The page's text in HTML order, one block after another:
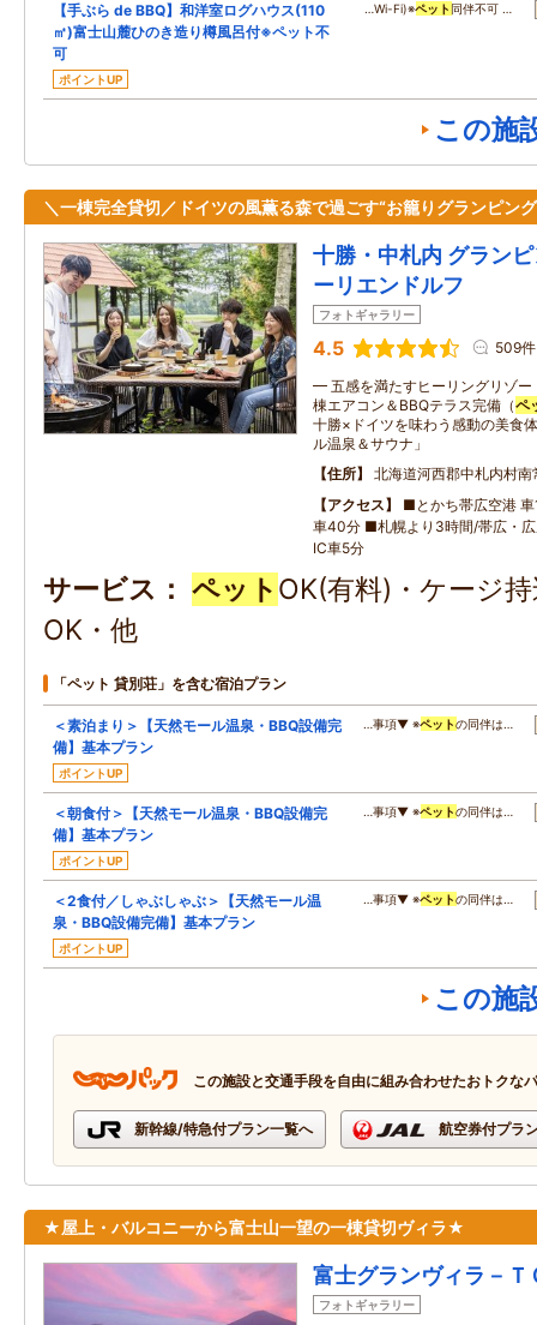
【手ぶら de BBQ】和洋室ログハウス(110
㎡)富士山麓ひのき造り樽風呂付※ペット不
可
ポイントUP
…Wi-Fi)※ペット 同伴不可 …
この施
＼一棟完全貸切／ドイツの風薫る森で過ごす“お籠りグランピン
十勝・中札内 グラン
ーリエンドルフ
フォトギャラリー
4.5 509件
━ 五感を満たすヒーリングリゾ
棟エアコン＆BBQテラス完備（ペ
十勝×ドイツを味わう感動の美食
ル温泉＆サウナ」
住所
北海道河西郡中札内村南
アクセス
■とかち帯広空港
車40分 ■札幌より3時間/帯広・
IC車5分
サービス ペット OK(有料)・ケージ
OK・他
「ペット 貸別荘」を含む宿泊プラン
＜素泊まり＞【天然モール温泉・BBQ設備完
備】基本プラン
ポイントUP
…事項▼ ※ペットの同伴は…
＜朝食付＞【天然モール温泉・BBQ設備完
備】基本プラン
ポイントUP
…事項▼ ※ペットの同伴は…
＜2食付／しゃぶしゃぶ＞【天然モール温
泉・BBQ設備完備】基本プラン
ポイントUP
…事項▼ ※ペットの同伴は…
この施
この施設と交通手段を自由に組み合わせたおトクな
新幹線/特急付プラン一覧へ 航空券付プラ
★屋上・バルコニーから富士山一望の一棟貸切ヴィラ★
富士グランヴィラ－Ｔ
フォトギャラリー